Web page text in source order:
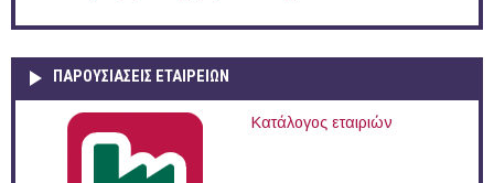
ΠΑΡΟΥΣΙΆΣΕΙΣ ΕΤΑΙΡΕΙΏΝ
Κατάλογος εταιριών